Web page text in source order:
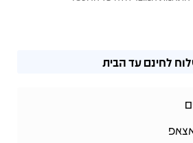
לחינם עד הבית